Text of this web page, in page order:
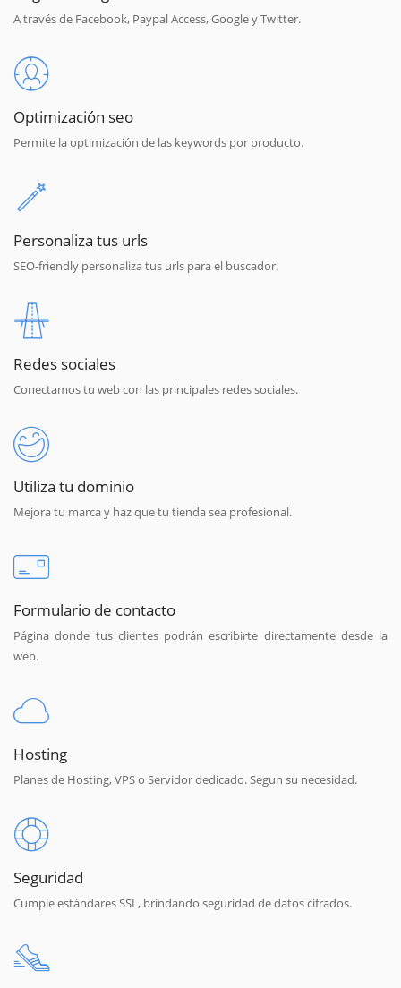
A través de Facebook, Paypal Access, Google y Twitter.
Optimización seo
Permite la optimización de las keywords por producto.
Personaliza tus urls
SEO-friendly personaliza tus urls para el buscador.
Redes sociales
Conectamos tu web con las principales redes sociales.
Utiliza tu dominio
Mejora tu marca y haz que tu tienda sea profesional.
Formulario de contacto
Página donde tus clientes podrán escribirte directamente desde la
web.
Hosting
Planes de Hosting, VPS o Servidor dedicado. Segun su necesidad.
Seguridad
Cumple estándares SSL, brindando seguridad de datos cifrados.